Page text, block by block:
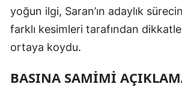
yoğun ilgi, Saran’ın adaylık
farklı kesimleri tarafından
ortaya koydu.
BASINA SAMIMI